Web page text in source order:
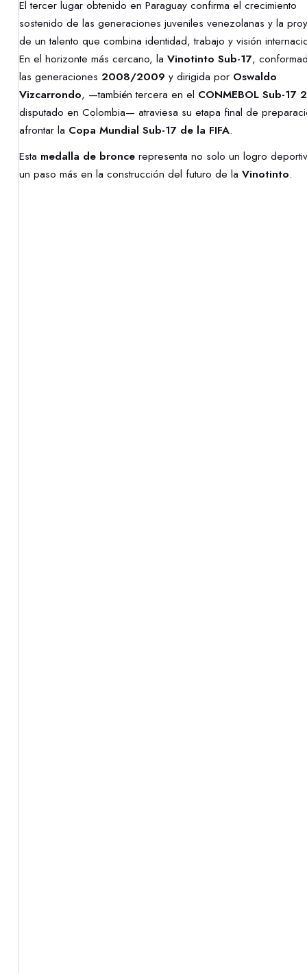
El tercer lugar obtenido en Paraguay confirma el crecimiento
sostenido de las generaciones juveniles venezolanas y la
de un talento que combina identidad, trabajo y visión
En el horizonte más cercano, la Vinotinto Sub-17,
las generaciones 2008/2009 y dirigida por Oswaldo
Vizcarrondo, —también tercera en el CONMEBOL Sub-17
disputado en Colombia— atraviesa su etapa final de
afrontar la Copa Mundial Sub-17 de la FIFA.
Esta medalla de broncerepresenta no solo un logro
un paso más en la construcción del futuro de la Vinotinto.